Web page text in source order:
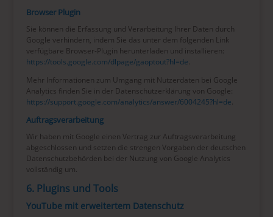
Browser Plugin
Sie können die Erfassung und Verarbeitung Ihrer Daten durch
Google verhindern, indem Sie das unter dem folgenden Link
verfügbare Browser-Plugin herunterladen und installieren:
https://tools.google.com/dlpage/gaoptout?hl=de.
Mehr Informationen zum Umgang mit Nutzerdaten bei Google
Analytics finden Sie in der Datenschutzerklärung von Google:
https://support.google.com/analytics/answer/6004245?hl=de.
Auftragsverarbeitung
Wir haben mit Google einen Vertrag zur Auftragsverarbeitung
abgeschlossen und setzen die strengen Vorgaben der deutschen
Datenschutzbehörden bei der Nutzung von Google Analytics
vollständig um.
6. Plugins und Tools
YouTube mit erweitertem Datenschutz